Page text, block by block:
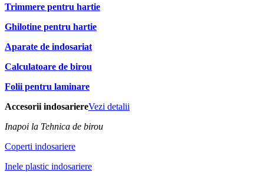
Trimmere pentru hartie
Ghilotine pentru hartie
Aparate de indosariat
Calculatoare de birou
Folii pentru laminare
Accesorii indosariereVezi detalii
Inapoi la Tehnica de birou
Coperti indosariere
Inele plastic indosariere